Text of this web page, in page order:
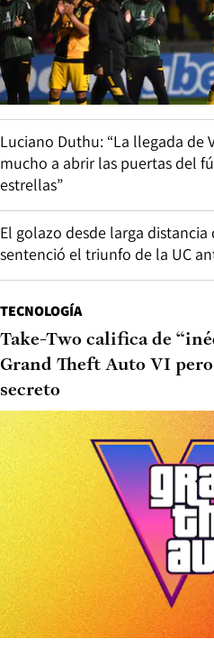
Luciano Duthu: “La llegada de
mucho a abrir las puertas del
estrellas”
El golazo desde larga
sentenció el triunfo de la UC
TECNOLOGÍA
Take-Two califica de
Grand Theft Auto VI
secreto